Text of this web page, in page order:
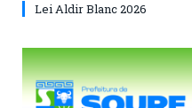
Lei Aldir Blanc 2026